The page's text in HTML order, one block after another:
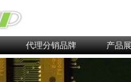
代理分销品牌 产品